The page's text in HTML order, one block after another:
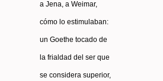
a Jena, a Weimar,
cómo lo estimulaban:
un Goethe tocado de
la frialdad del ser que
se considera superior,